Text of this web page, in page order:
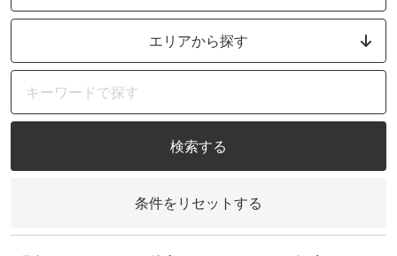
エリアから探す
検索する
条件をリセットする